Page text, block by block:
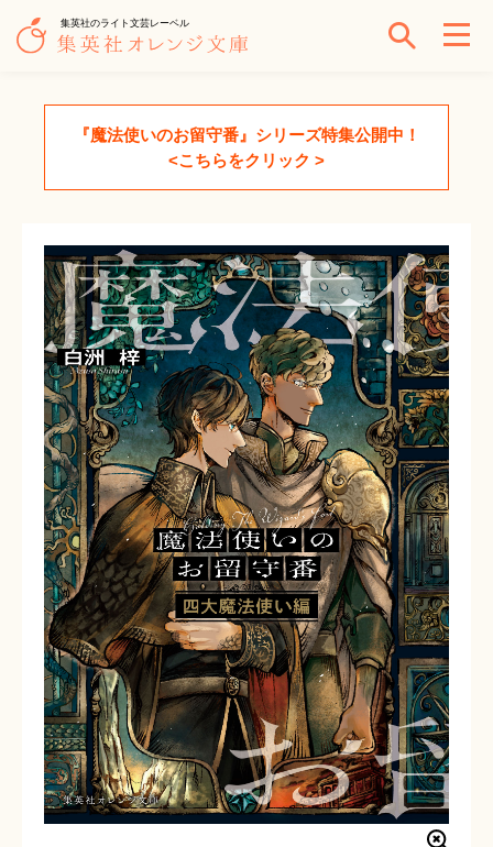
集英社のライト文芸レーベル
『魔法使いのお留守番』シリーズ特集公開中！
<こちらをクリック >